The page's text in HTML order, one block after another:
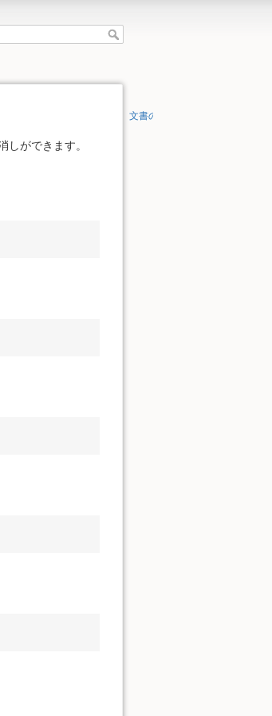
ができます。
文書の先頭へ